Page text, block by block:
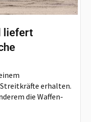
liefert
erhalten.
die Waffen-